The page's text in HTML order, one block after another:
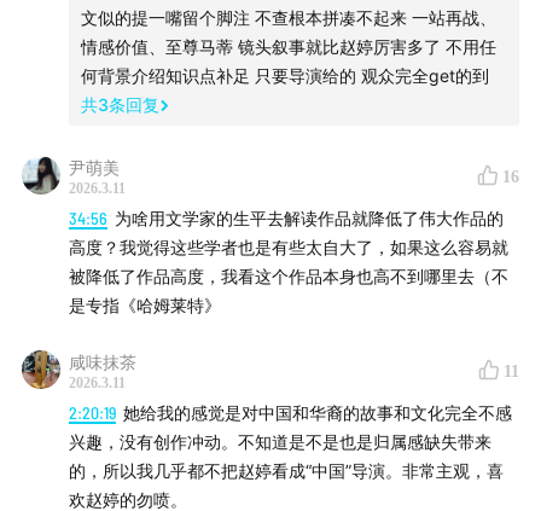
02:00:50赵婷的归属感
王家卫和《春光乍泄》
印第安原住民的归属感是一面镜子
马利克和新自然主义
海德格尔哲学
技术层面的真实
如何运用自然光
Vermeer yourself
十几毫米的超广角镜头
赵婷学习了马利克的视觉语言
但两人在哲学层面并不一致
赵婷和李安前五部的比较
吸血鬼和《我们的小镇》
文似的提一嘴留个脚注 不查根本拼凑不起来 一站再战、
情感价值、至尊马蒂 镜头叙事就比赵婷厉害多了 不用任
何背景介绍知识点补足 只要导演给的 观众完全get的到
共3条回复
尹萌美
2026.3.11
16
34:56 为啥用文学家的生平去解读作品就降低了伟大作品的
高度？我觉得这些学者也是有些太自大了，如果这么容易就
被降低了作品高度，我看这个作品本身也高不到哪里去（不
是专指《哈姆莱特》
咸味抹茶
2026.3.11
11
2:20:19 她给我的感觉是对中国和华裔的故事和文化完全不感
兴趣，没有创作冲动。不知道是不是也是归属感缺失带来
的，所以我几乎都不把赵婷看成“中国”导演。非常主观，喜
欢赵婷的勿喷。